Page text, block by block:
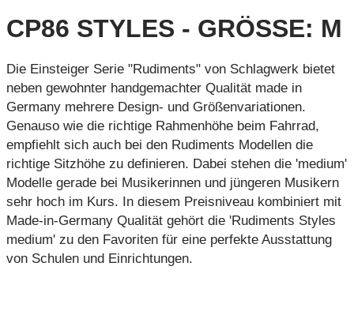
CP86 STYLES - GRÖSSE: M
Die Einsteiger Serie "Rudiments" von Schlagwerk bietet
neben gewohnter handgemachter Qualität made in
Germany mehrere Design- und Größenvariationen.
Genauso wie die richtige Rahmenhöhe beim Fahrrad,
empfiehlt sich auch bei den Rudiments Modellen die
richtige Sitzhöhe zu definieren. Dabei stehen die 'medium'
Modelle gerade bei Musikerinnen und jüngeren Musikern
sehr hoch im Kurs. In diesem Preisniveau kombiniert mit
Made-in-Germany Qualität gehört die 'Rudiments Styles
medium' zu den Favoriten für eine perfekte Ausstattung
von Schulen und Einrichtungen.